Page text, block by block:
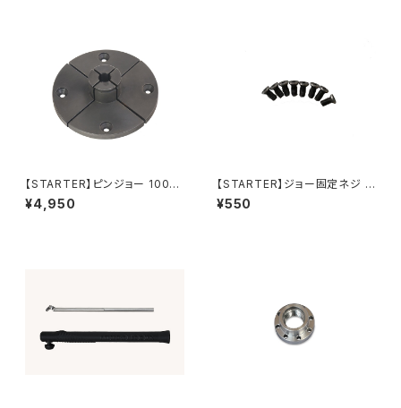
【STARTER】ピンジョー 100m
mチャックV2用
¥4,950
【STARTER】ジョー固定ネジ 8
本セット V1用
¥550